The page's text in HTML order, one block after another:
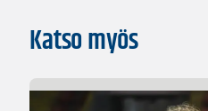
Katso myös